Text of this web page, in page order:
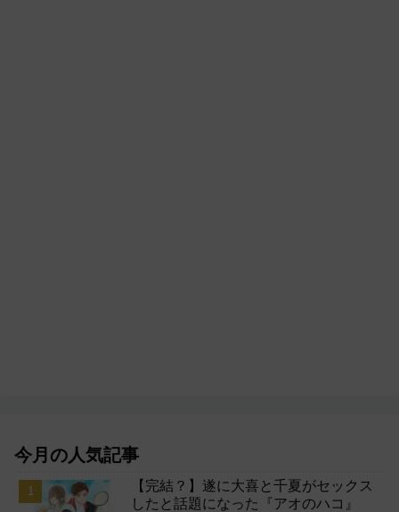
今月の人気記事
【完結？】遂に大喜と千夏がセックス
したと話題になった『アオのハコ』